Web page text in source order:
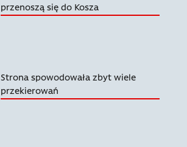
przenoszą się do Kosza
Strona spowodowała zbyt wiele
przekierowań